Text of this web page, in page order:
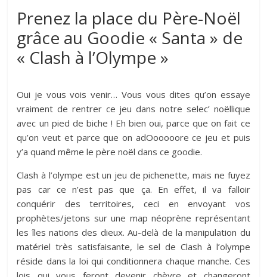
Prenez la place du Père-Noël
grâce au Goodie « Santa » de
« Clash à l’Olympe »
Oui je vous vois venir… Vous vous dites qu’on essaye
vraiment de rentrer ce jeu dans notre selec’ noëllique
avec un pied de biche ! Eh bien oui, parce que on fait ce
qu’on veut et parce que on adOooooore ce jeu et puis
y’a quand même le père noël dans ce goodie.
Clash à l’olympe est un jeu de pichenette, mais ne fuyez
pas car ce n’est pas que ça. En effet, il va falloir
conquérir des territoires, ceci en envoyant vos
prophètes/jetons sur une map néoprène représentant
les îles nations des dieux. Au-delà de la manipulation du
matériel très satisfaisante, le sel de Clash à l’olympe
réside dans la loi qui conditionnera chaque manche. Ces